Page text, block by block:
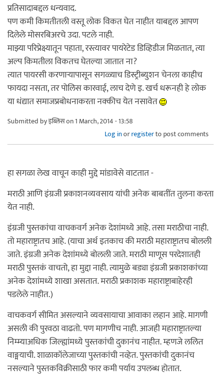
प्रतिसादाबद्दल धन्यवाद.
पण कमी किमतीतली वस्तू लोक विकत घेत नाहीत याबद्दल आपण
दिलेले मोसरबिअरचे उदा. पटले नाही.
माझ्या परिप्रेक्ष्यातून पहाता, रस्त्यावर पायरेटेड डिव्हिडीज मिळतात, त्या
अल्प किमतीला विकतच घेतल्या जातात ना?
त्यात पायरसी करणार्‍यापासून सगळ्याच डिस्ट्रीब्युशन चेनला काहीच
फायदा नसता, तर पोलिस कारवाई, लाच देणे इ. खर्च धरूनही हे लोक
या धंद्यात समाजप्रबोधनाकरता नक्कीच येत नसावेत
Submitted byइब्लिसon 1 March, 2014 - 13:58
Log inorregisterto post comments
हा सगळा लेख वाचून काही मुद्दे मांडावेसे वाटतात -
मराठी आणि इंग्रजी प्रकाशनव्यवसाय यांची अनेक बाबतींत तुलना करता
येत नाही.
इंग्रजी पुस्तकांचा वाचकवर्ग अनेक देशांमध्ये आहे. तसा मराठीचा नाही.
तो महाराष्ट्रातच आहे. (याचा अर्थ इतकाच की मराठी महाराष्ट्रातच बोलली
जाते. इंग्रजी अनेक देशांमध्ये बोलली जाते. मराठी माणूस परदेशातही
मराठी पुस्तकं वाचतो, हा मुद्दा नाही. त्यामुळे बड्या इंग्रजी प्रकाशकांच्या
अनेक देशांमध्ये शाखा असतात. मराठी प्रकाशक महाराष्ट्राबाहेरही
पडलेले नाहीत.)
वाचकवर्ग सीमित असल्याने व्यवसायाचा आवाका लहान आहे. मागणी
असली की पुरवठा वाढतो. पण मागणीच नाही. आजही महाराष्ट्रातल्या
निम्म्याअधिक जिल्ह्यांमध्ये पुस्तकांची दुकानंच नाहीत. म्हणजे ललित
वाङ्मयाची. शाळाकॉलेजाच्या पुस्तकांची नव्हेत. पुस्तकांची दुकानंच
नसल्याने पुस्तकविक्रीसाठी फार कमी पर्याय उपलब्ध होतात.